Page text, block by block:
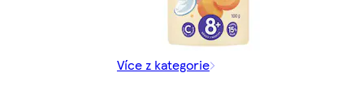
Více z kategorie